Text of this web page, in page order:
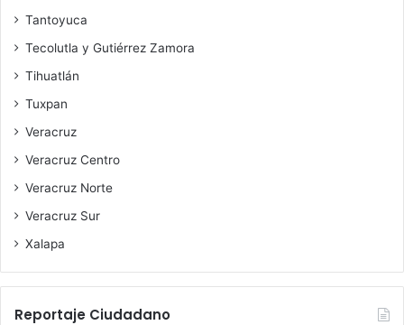
Tantoyuca
Tecolutla y Gutiérrez Zamora
Tihuatlán
Tuxpan
Veracruz
Veracruz Centro
Veracruz Norte
Veracruz Sur
Xalapa
Reportaje Ciudadano